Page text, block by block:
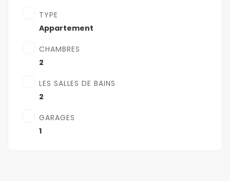
TYPE
Appartement
CHAMBRES
2
LES SALLES DE BAINS
2
GARAGES
1